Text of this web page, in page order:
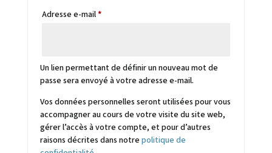
Adresse e-mail*Obligatoire
Un lien permettant de définir un nouveau mot de
passe sera envoyé à votre adresse e-mail.
Vos données personnelles seront utilisées pour vous
accompagner au cours de votre visite du site web,
gérer l’accès à votre compte, et pour d’autres
raisons décrites dans notre politique de